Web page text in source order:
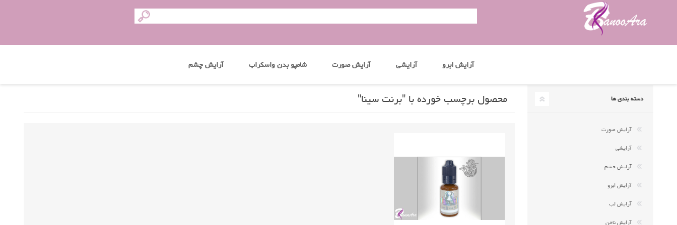
آرایش ابرو آرایشی آرایش صورت شامپو بدن واسکراب آرایش چشم
محصول برچسب خورده با "برنت سینا" دسته بندی ها
آرایش صورت
آرایشی
آرایش چشم
آرایش ابرو
آرایش لب
آرایش ناخن